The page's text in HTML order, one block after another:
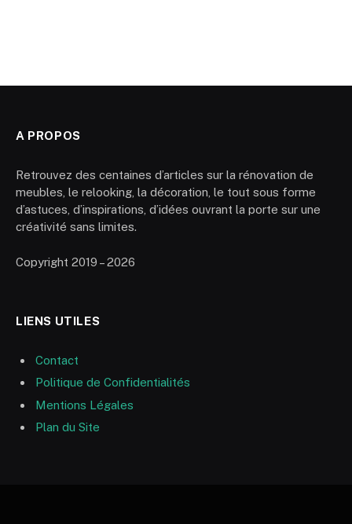
A PROPOS
Retrouvez des centaines d’articles sur la rénovation de
meubles, le relooking, la décoration, le tout sous forme
d’astuces, d’inspirations, d’idées ouvrant la porte sur une
créativité sans limites.
Copyright 2019 – 2026
LIENS UTILES
Contact
Politique de Confidentialités
Mentions Légales
Plan du Site